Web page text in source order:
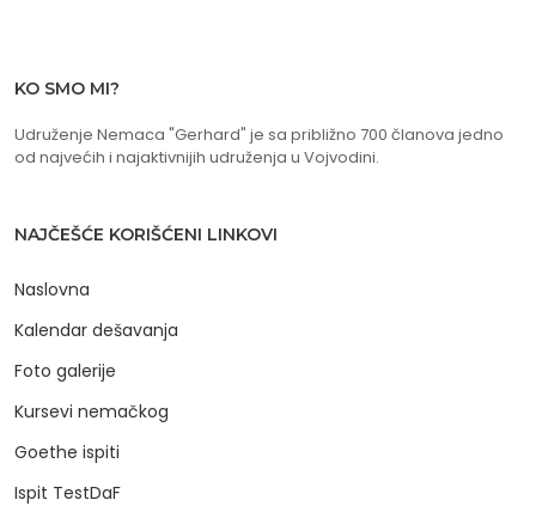
KO SMO MI?
Udruženje Nemaca "Gerhard" je sa približno 700 članova jedno
od najvećih i najaktivnijih udruženja u Vojvodini.
NAJČEŠĆE KORIŠĆENI LINKOVI
Naslovna
Kalendar dešavanja
Foto galerije
Kursevi nemačkog
Goethe ispiti
Ispit TestDaF